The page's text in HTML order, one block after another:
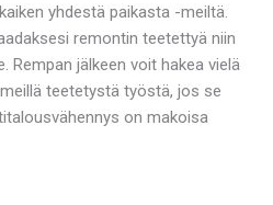
yhdestä paikasta -meiltä.
remontin teetettyä niin
Rempan jälkeen voit hakea vielä
teetetystä työstä, jos se
on makoisa